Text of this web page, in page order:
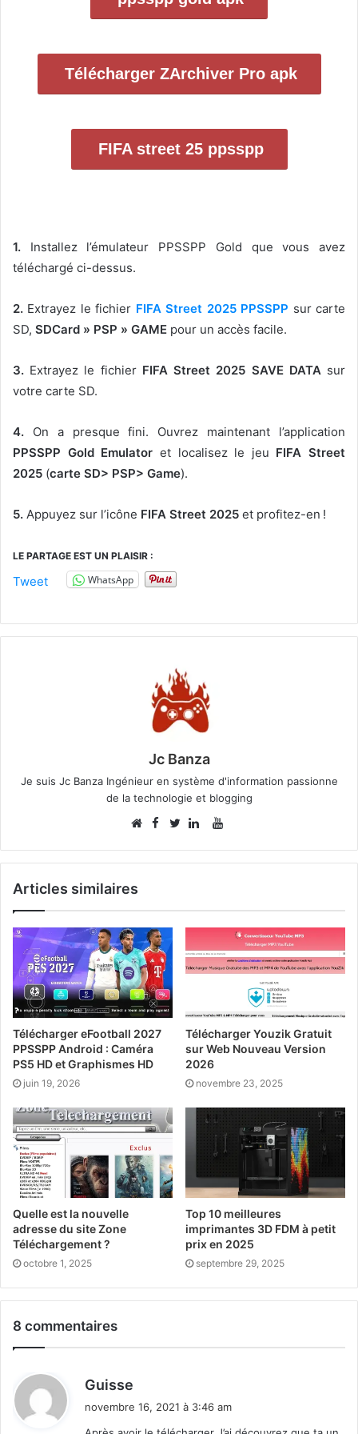
Télécharger ZArchiver Pro apk
FIFA street 25 ppsspp
1. Installez l’émulateur PPSSPP Gold que vous avez
téléchargé ci-dessus.
2. Extrayez le fichier FIFA Street 2025 PPSSPP sur carte
SD, SDCard » PSP » GAME pour un accès facile.
3. Extrayez le fichier FIFA Street 2025 SAVE DATAsur
votre carte SD.
4. On a presque fini. Ouvrez maintenant l’application
PPSSPP Gold Emulator et localisez le jeu FIFA Street
2025 (carte SD> PSP> Game).
5. Appuyez sur l’icône FIFA Street 2025 et profitez-en !
LE PARTAGE EST UN PLAISIR :
Tweet WhatsApp
Jc Banza
Je suis Jc Banza Ingénieur en système d'information passionne
de la technologie et blogging
FacebookYouTube
Articles similaires
Télécharger eFootball 2027
PPSSPP Android : Caméra
PS5 HD et Graphismes HD
juin 19, 2026
Télécharger Youzik Gratuit
sur Web Nouveau Version
2026
novembre 23, 2025
Quelle est la nouvelle
adresse du site Zone
Téléchargement ?
octobre 1, 2025
Top 10 meilleures
imprimantes 3D FDM à petit
prix en 2025
septembre 29, 2025
8 commentaires
Guisse
novembre 16, 2021 à 3:46 am